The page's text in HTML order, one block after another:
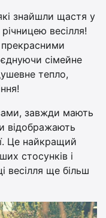
знайшли щастя у
весілля!
сімейне
тепло,
завжди мають
відображають
Це найкращий
стосунків і
весілля ще більш